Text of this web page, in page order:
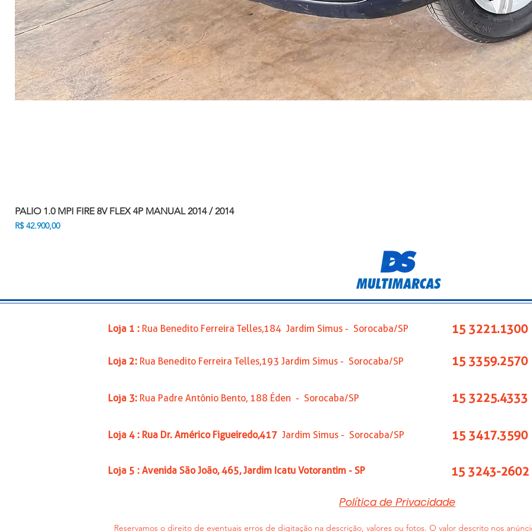
PALIO 1.0 MPI FIRE 8V FLEX 4P MANUAL 2014 / 2014
Preço
R$ 42.900,00
Loja 1 : Rua Benedito Ferreira Telles,184 Jardim Simus - Sorocaba/SP 15 3221.1300
Loja 2: Rua Benedito Ferreira Telles,193 Jardim Simus - Sorocaba/SP 15 3359.2570
Loja 3: Rua Padre Antônio Bento, 188 Éden - Sorocaba/SP 15 3225.4333
Loja 4 : Rua Dr. Américo Figueiredo,417 Jardim Simus - Sorocaba/SP 15 3417.3590
Loja 5 : Avenida São João, 465, Jardim Icatu Votorantim - SP 15 3243-2602
Política de Privacidade
Reservamos o direito de eventuais erros de digitação na descrição, valores ou fotos. O valor descrito nos